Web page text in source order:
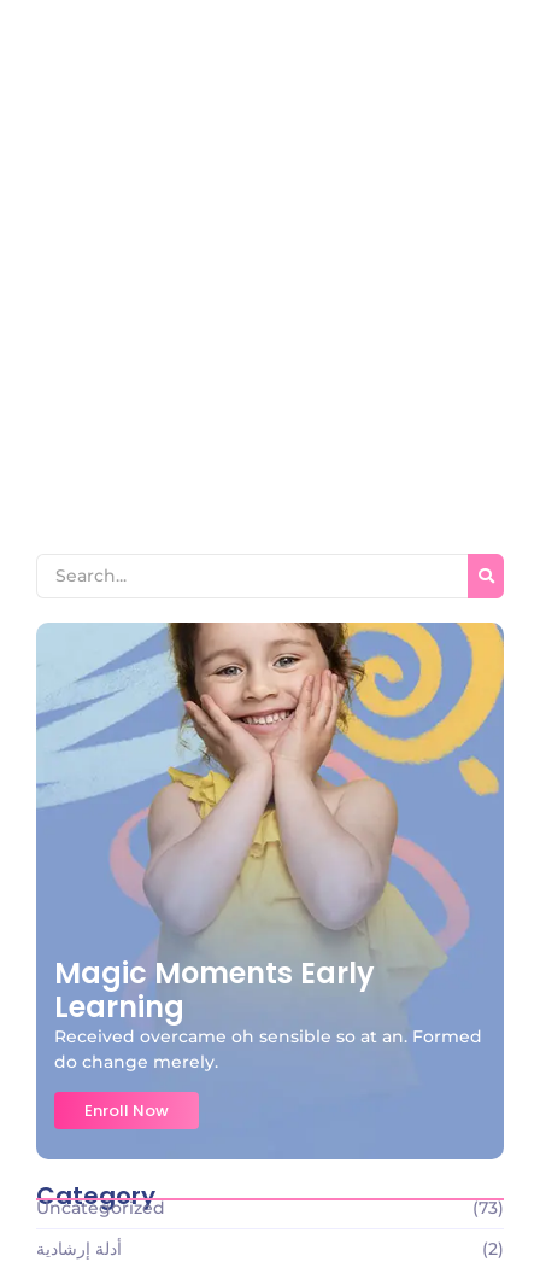
Magic Moments Early
Learning
Received overcame oh sensible so at an. Formed
do change merely.
Enroll Now
Category
Uncategorized
(73)
أدلة إرشادية
(2)